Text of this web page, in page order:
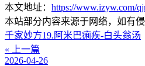
本文地址： https://www.izyw.com/
本站部分内容来源于网络，如有
千家妙方19.阿米巴痢疾-白头翁汤
« 上一篇
2026-04-26